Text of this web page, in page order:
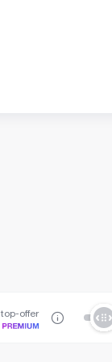
offer